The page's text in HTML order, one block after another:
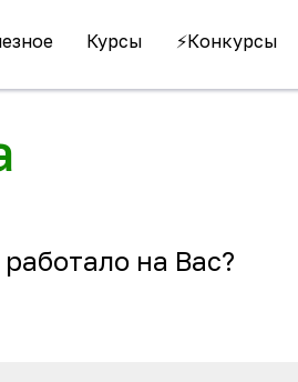
Курсы ⚡️Конкурсы
на Вас?